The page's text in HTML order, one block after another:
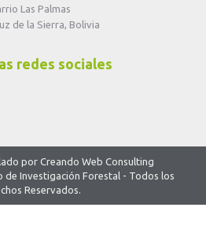
Las Palmas
de la Sierra, Bolivia
redes sociales
por Creando Web Consulting
Investigación Forestal - Todos los
Reservados.